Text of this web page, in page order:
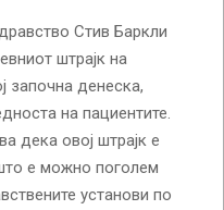
Стив Баркли
штрајк на
започна денеска,
на пациентите.
дека овој штрајк е
е можно поголем
установи по